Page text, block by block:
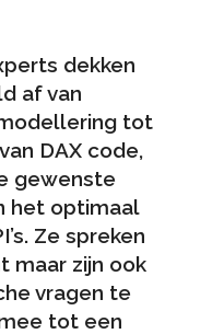
dekken
af van
tot
DAX code,
gewenste
het optimaal
Ze spreken
maar zijn ook
vragen te
tot een